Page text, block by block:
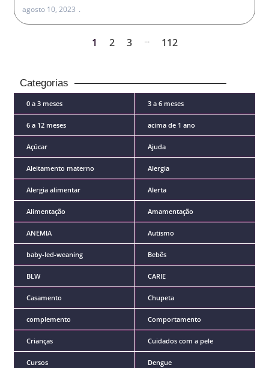
agosto 10, 2023
1 2 3 ... 112
Categorias
0 a 3 meses 3 a 6 meses
6 a 12 meses acima de 1 ano
Açúcar Ajuda
Aleitamento materno Alergia
Alergia alimentar Alerta
Alimentação Amamentação
ANEMIA Autismo
baby-led-weaning Bebês
BLW CARIE
Casamento Chupeta
complemento Comportamento
Crianças Cuidados com a pele
Cursos Dengue